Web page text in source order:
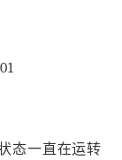
态一直在运转